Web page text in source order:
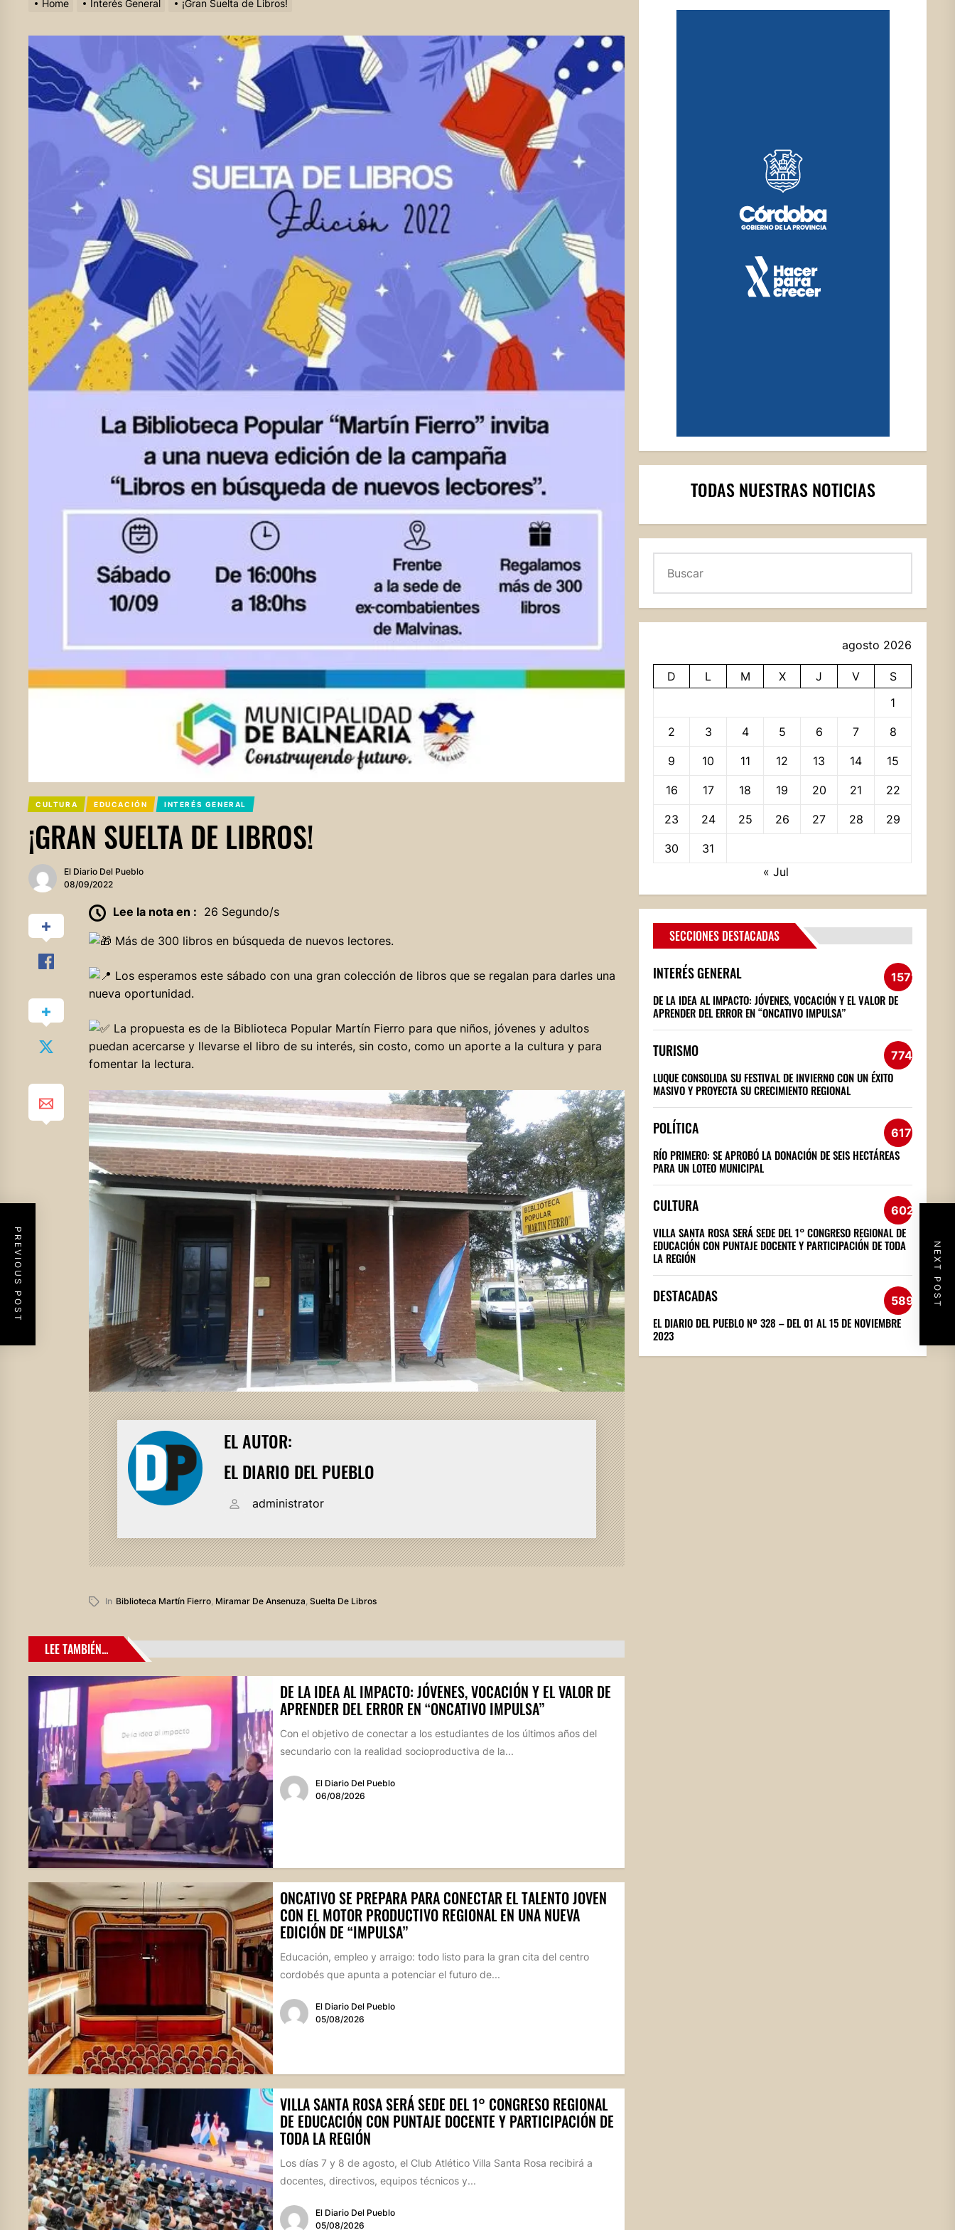
Home Interés General ¡Gran Suelta de Libros!
CULTURA EDUCACIÓN INTERÉS GENERAL
¡GRAN SUELTA DE LIBROS!
El Diario Del Pueblo
08/09/2022
Lee la nota en : 26 Segundo/s
Más de 300 libros en búsqueda de nuevos lectores.
Los esperamos este sábado con una gran colección de libros que se regalan para darles una
nueva oportunidad.
La propuesta es de la Biblioteca Popular Martín Fierro para que niños, jóvenes y adultos
puedan acercarse y llevarse el libro de su interés, sin costo, como un aporte a la cultura y para
fomentar la lectura.
EL AUTOR:
EL DIARIO DEL PUEBLO
administrator
In Biblioteca Martín Fierro, Miramar De Ansenuza Suelta De Libros
PREVIOUS POST NEXT POST
LEE TAMBIÉN...
DE LA IDEA AL IMPACTO: JÓVENES, VOCACIÓN Y EL VALOR DE
APRENDER DEL ERROR EN “ONCATIVO IMPULSA”
Con el objetivo de conectar a los estudiantes de los últimos años del
secundario con la realidad socioproductiva de la...
El Diario Del Pueblo
06/08/2026
ONCATIVO SE PREPARA PARA CONECTAR EL TALENTO JOVEN
CON EL MOTOR PRODUCTIVO REGIONAL EN UNA NUEVA
EDICIÓN DE “IMPULSA”
Educación, empleo y arraigo: todo listo para la gran cita del centro
cordobés que apunta a potenciar el futuro de...
El Diario Del Pueblo
05/08/2026
VILLA SANTA ROSA SERÁ SEDE DEL 1° CONGRESO REGIONAL
DE EDUCACIÓN CON PUNTAJE DOCENTE Y PARTICIPACIÓN DE
TODA LA REGIÓN
Los días 7 y 8 de agosto, el Club Atlético Villa Santa Rosa recibirá a
docentes, directivos, equipos técnicos y...
El Diario Del Pueblo
05/08/2026
TODAS NUESTRAS NOTICIAS
agosto 2026
D L M X J V
S
1
2 3 4 5 6 7 8
9 10 11 12 13 14 15
16 17 18 19 20 21 22
23 24 25 26 27 28 29
30
31
« Jul
SECCIONES DESTACADAS
INTERÉS GENERAL 1572
DE LA IDEA AL IMPACTO: JÓVENES, VOCACIÓN Y EL VALOR DE
APRENDER DEL ERROR EN “ONCATIVO IMPULSA”
TURISMO 774
LUQUE CONSOLIDA SU FESTIVAL DE INVIERNO CON UN ÉXITO
MASIVO Y PROYECTA SU CRECIMIENTO REGIONAL
POLÍTICA 617
RÍO PRIMERO: SE APROBÓ LA DONACIÓN DE SEIS HECTÁREAS
PARA UN LOTEO MUNICIPAL
CULTURA 602
VILLA SANTA ROSA SERÁ SEDE DEL 1° CONGRESO REGIONAL DE
EDUCACIÓN CON PUNTAJE DOCENTE Y PARTICIPACIÓN DE TODA
LA REGIÓN
DESTACADAS 589
EL DIARIO DEL PUEBLO Nº 328 – DEL 01 AL 15 DE NOVIEMBRE
2023